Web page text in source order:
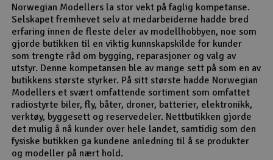
Norwegian Modellers la stor vekt på faglig kompetanse.
Selskapet fremhevet selv at medarbeiderne hadde bred
erfaring innen de fleste deler av modellhobbyen, noe som
gjorde butikken til en viktig kunnskapskilde for kunder
som trengte råd om bygging, reparasjoner og valg av
utstyr. Denne kompetansen ble av mange sett på som en av
butikkens største styrker. På sitt største hadde Norwegian
Modellers et svært omfattende sortiment som omfattet
radiostyrte biler, fly, båter, droner, batterier, elektronikk,
verktøy, byggesett og reservedeler. Nettbutikken gjorde
det mulig å nå kunder over hele landet, samtidig som den
fysiske butikken ga kundene anledning til å se produkter
og modeller på nært hold.